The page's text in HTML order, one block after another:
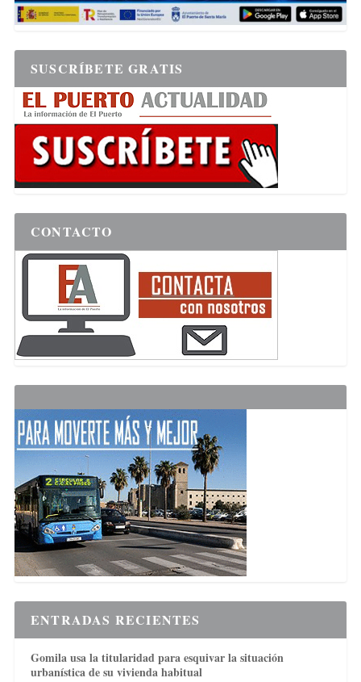
SUSCRÍBETE GRATIS
CONTACTO
ENTRADAS RECIENTES
Gomila usa la titularidad para esquivar la situación
urbanística de su vivienda habitual